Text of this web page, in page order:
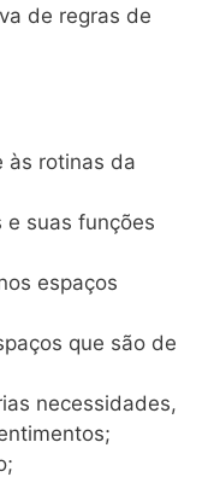
de regras de
às rotinas da
e suas funções
espaços
que são de
necessidades,